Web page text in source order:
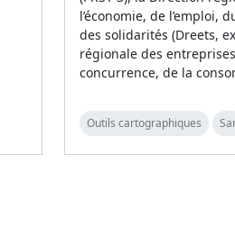
l’économie, de l’emploi,
des solidarités (Dreets,
régionale des
concurrence, de la
Outils cartographiques